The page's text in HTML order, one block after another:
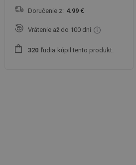
Doručenie z: 4.99 €
Vrátenie až do 100 dní
320 ľudia kúpil tento produkt.